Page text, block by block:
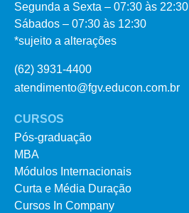
Segunda a Sexta – 07:30 às 22:30
Sábados – 07:30 às 12:30
*sujeito a alterações
(62) 3931-4400
atendimento@fgv.educon.com.br
CURSOS
Pós-graduação
MBA
Módulos Internacionais
Curta e Média Duração
Cursos In Company